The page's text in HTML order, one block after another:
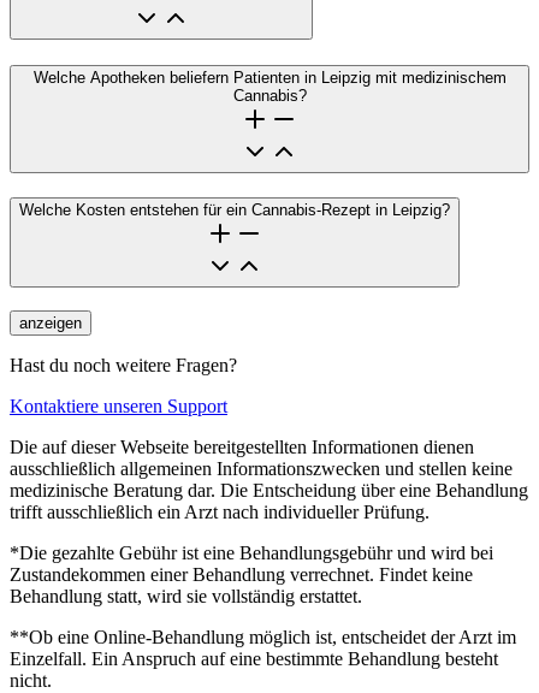
Welche Apotheken beliefern Patienten in Leipzig mit medizinischem
Cannabis?
Welche Kosten entstehen für ein Cannabis-Rezept in Leipzig?
anzeigen
Hast du noch weitere Fragen?
Kontaktiere unseren Support
Die auf dieser Webseite bereitgestellten Informationen dienen
ausschließlich allgemeinen Informationszwecken und stellen keine
medizinische Beratung dar. Die Entscheidung über eine Behandlung
trifft ausschließlich ein Arzt nach individueller Prüfung.
*Die gezahlte Gebühr ist eine Behandlungsgebühr und wird bei
Zustandekommen einer Behandlung verrechnet. Findet keine
Behandlung statt, wird sie vollständig erstattet.
**Ob eine Online-Behandlung möglich ist, entscheidet der Arzt im
Einzelfall. Ein Anspruch auf eine bestimmte Behandlung besteht
nicht.